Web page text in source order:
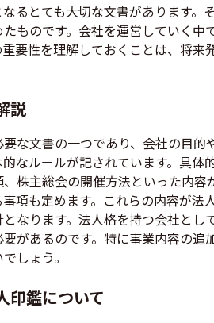
るとても大切な文書があります。
ものです。会社を運営していく
要性を理解しておくことは、将
説
な文書の一つであり、会社の目
なルールが記されています。具
株主総会の開催方法といった内
項も定めます。これらの内容が
なります。法人格を持つ会社と
があるのです。特に事業内容の
しょう。
印鑑について